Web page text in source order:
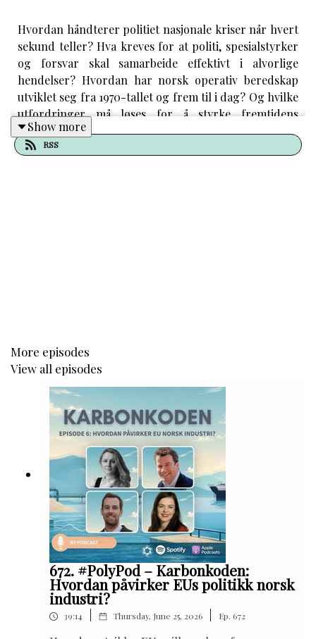
Hvordan håndterer politiet nasjonale kriser når hvert
sekund teller? Hva kreves for at politi, spesialstyrker
og forsvar skal samarbeide effektivt i alvorlige
hendelser? Hvordan har norsk operativ beredskap
utviklet seg fra 1970-tallet og frem til i dag? Og hvilke
utfordringer må løses for å styrke fremtidens
nasjonale beredskap?
Gjert Lage Dyndal,forfatter av boken «Politiets
Lars Aune
Frøy Gudbrandsen,
Ingrid Vik
programleder
I denne episoden lærer du om politiets rolle i den
nasjonale beredskapen, og hvorfor raske
beslutninger på operasjonelt nivå er avgjørende i
krisesituasjoner. Du får innsikt i utviklingen av norsk
politis operative beredskap og historien bak
spesialstyrkene, fra 1970-tallet og frem til dagens
sikkerhetsutfordringer.
Vi ser også nærmere på samarbeidet mellom politi og
forsvar, betydningen av robuste operasjonssentraler,
og hvilke utfordringer som fortsatt preger norsk
krisehåndtering.
Show more
RSS
More episodes
View all episodes
672. #PolyPod – Karbonkoden:
Hvordan påvirker EUs politikk norsk
industri?
39:14 Thursday, June 25, 2026 Ep. 672